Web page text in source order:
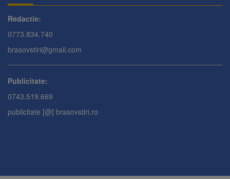
Redactie:
0773.834.740
brasovstiri@gmail.com
Publicitate:
0743.519.669
publicitate [@] brasovstiri.ro